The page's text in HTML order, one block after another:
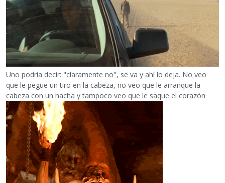
Uno podría decir: "claramente no", se va y ahí lo deja. No veo
que le pegue un tiro en la cabeza, no veo que le arranque la
cabeza con un hacha y tampoco veo que le saque el corazón